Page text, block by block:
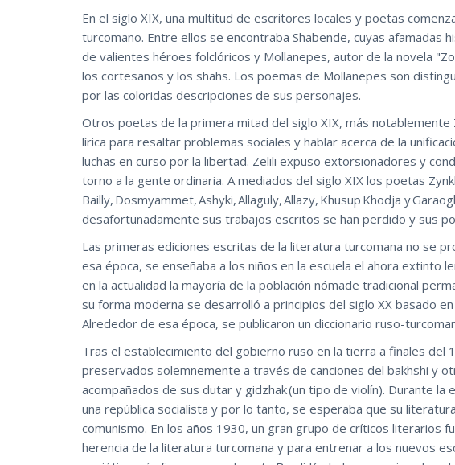
En el siglo XIX, una multitud de escritores locales y poetas
turcomano. Entre ellos se encontraba Shabende, cuyas afamadas
de valientes héroes folclóricos y Mollanepes, autor de la novela
los cortesanos y los shahs. Los poemas de Mollanepes son
por las coloridas descripciones de sus personajes.
Otros poetas de la primera mitad del siglo XIX, más notablemente
lírica para resaltar problemas sociales y hablar acerca de la
luchas en curso por la libertad. Zelili expuso extorsionadores y
torno a la gente ordinaria. A mediados del siglo XIX los poetas
Bailly, Dosmyammet, Ashyki, Allaguly, Allazy, Khusup Khodja y
desafortunadamente sus trabajos escritos se han perdido y sus
Las primeras ediciones escritas de la literatura turcomana no se
esa época, se enseñaba a los niños en la escuela el ahora extinto
en la actualidad la mayoría de la población nómade tradicional
su forma moderna se desarrolló a principios del siglo XX basado
Alrededor de esa época, se publicaron un diccionario ruso-
Tras el establecimiento del gobierno ruso en la tierra a finales del
preservados solemnemente a través de canciones del bakhshi y
acompañados de sus dutar y gidzhak (un tipo de violín). Durante
una república socialista y por lo tanto, se esperaba que su
comunismo. En los años 1930, un gran grupo de críticos literarios
herencia de la literatura turcomana y para entrenar a los nuevos